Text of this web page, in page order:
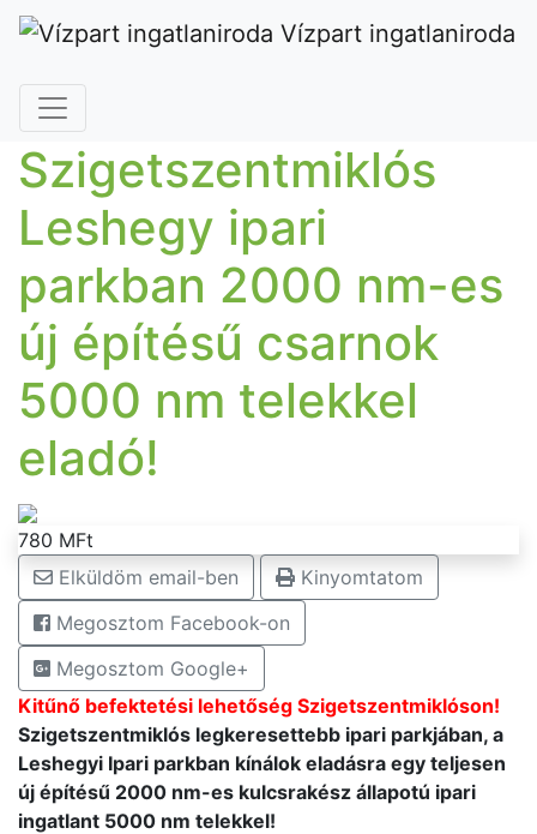
Vízpart ingatlaniroda
Szigetszentmiklós
Leshegy ipari
parkban 2000 nm-es
új építésű csarnok
5000 nm telekkel
eladó!
780 MFt
Elküldöm email-ben
Kinyomtatom
Megosztom Facebook-on
Megosztom Google+
Kitűnő befektetési lehetőség Szigetszentmiklóson!
Szigetszentmiklós legkeresettebb ipari parkjában, a
Leshegyi Ipari parkban kínálok eladásra egy teljesen
új építésű 2000 nm-es kulcsrakész állapotú ipari
ingatlant 5000 nm telekkel!